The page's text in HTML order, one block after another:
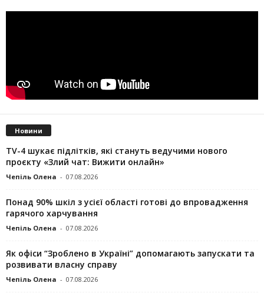
Новини
TV-4 шукає підлітків, які стануть ведучими нового
проєкту «Злий чат: Вижити онлайн»
Чепіль Олена - 07.08.2026
Понад 90% шкіл з усієї області готові до впровадження
гарячого харчування
Чепіль Олена - 07.08.2026
Як офіси “Зроблено в Україні” допомагають запускaти та
розвивати власну справу
Чепіль Олена - 07.08.2026